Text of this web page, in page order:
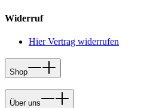
Widerruf
Hier Vertrag widerrufen
Shop
Über uns